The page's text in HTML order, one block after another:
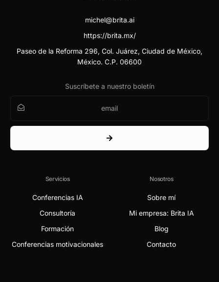
michel@brita.ai
https://brita.mx/
Paseo de la Reforma 296, Col. Juárez, Ciudad de México,
México. C.P. 06600
Suscríbete a nuestro boletín
Servicios
Conferencias IA
Consultoría
Formación
Conferencias motivacionales
Nosotros
Sobre mí
Mi empresa: Brita IA
Blog
Contacto